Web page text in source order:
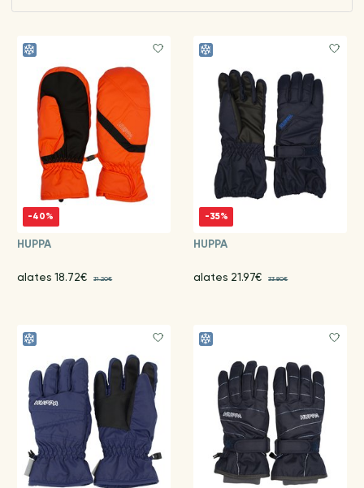
-40%
HUPPA
alates 18.72€ 31.20€
-35%
HUPPA
alates 21.97€ 33.80€